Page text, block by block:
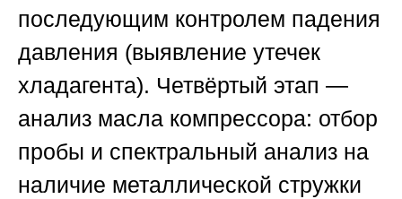
последующим контролем падения
давления (выявление утечек
хладагента). Четвёртый этап —
анализ масла компрессора: отбор
пробы и спектральный анализ на
наличие металлической стружки